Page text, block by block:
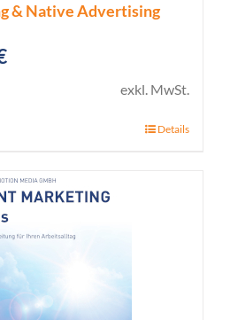
& Native Advertising
Aktueller
exkl. MwSt.
Details